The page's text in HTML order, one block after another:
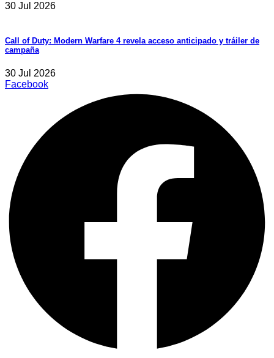
30 Jul 2026
Call of Duty: Modern Warfare 4 revela acceso anticipado y tráiler de
campaña
30 Jul 2026
Facebook